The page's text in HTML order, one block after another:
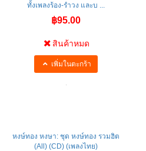
ทั้งเพลงร้อง-รำวง และบ ...
฿95.00
สินค้าหมด
เพิ่มในตะกร้า
หงษ์ทอง หงษา: ชุด หงษ์ทอง รวมฮิต
(All) (CD) (เพลงไทย)